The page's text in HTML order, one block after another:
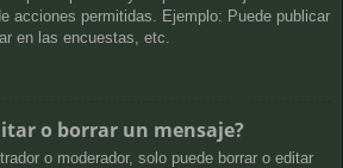
acciones permitidas. Ejemplo: Puede publicar
en las encuestas, etc.
o borrar un mensaje?
o moderador, solo puede borrar o editar